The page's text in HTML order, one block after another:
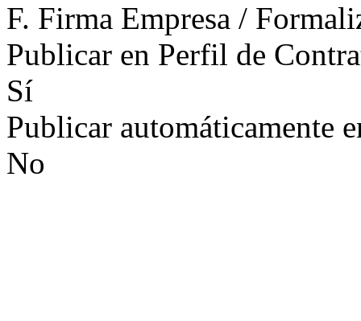
F. Firma Empresa /
Publicar en Perfil de
Sí
Publicar automáticamente
No